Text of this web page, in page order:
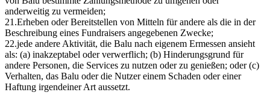
anderweitig zu vermeiden;
21.Erheben oder Bereitstellen von Mitteln für andere als die in der
Beschreibung eines Fundraisers angegebenen Zwecke;
22.jede andere Aktivität, die Balu nach eigenem Ermessen ansieht
als: (a) inakzeptabel oder verwerflich; (b) Hinderungsgrund für
andere Personen, die Services zu nutzen oder zu genießen; oder (c)
Verhalten, das Balu oder die Nutzer einem Schaden oder einer
Haftung irgendeiner Art aussetzt.